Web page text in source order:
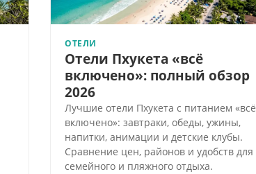
ОТЕЛИ
Отели Пхукета «всё
включено»: полный обзор
2026
Лучшие отели Пхукета с питанием «всё
включено»: завтраки, обеды, ужины,
напитки, анимации и детские клубы.
Сравнение цен, районов и удобств для
семейного и пляжного отдыха.